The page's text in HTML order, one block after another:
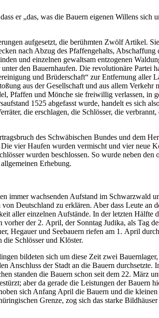
er „das, was die Bauern eigenen Willens sich
aufgesetzt, die berühmten Zwölf Artikel.
nach Abzug des Pfaffengehalts, Abschaffung
und einzelnen gewaltsam entzogenen
den Bauernhaufen. Die revolutionäre Partei
und Brüderschaft“ zur Entfernung aller
aus der Gesellschaft und aus allem Verkehr
Pfaffen und Mönche sie freiwillig verlassen, in
1525 abgefasst wurde, handelt es sich
die erschlagen, die Schlösser, die
des Schwäbischen Bundes und dem
vier Haufen wurden vermischt und vier neue
wurden beschlossen. So wurde neben
Erhebung.
immer wachsenden Aufstand im Schwarzwald
Deutschland zu erklären. Aber dass Leute an
aller einzelnen Aufstände. In der letzten Hälfte
der 2. April, der Sonntag Judika, als Tag
Hegauer und Seebauern riefen am 1. April
Schlösser und Klöster.
bildeten sich um diese Zeit zwei
Anschluss der Stadt an die Bauern durchsetzte.
standen die Bauern schon seit dem 22. März
aber da gerade die Leistungen der Bauern
sich Anfang April die Bauern und die kleinen
Grenze, zog sich das starke